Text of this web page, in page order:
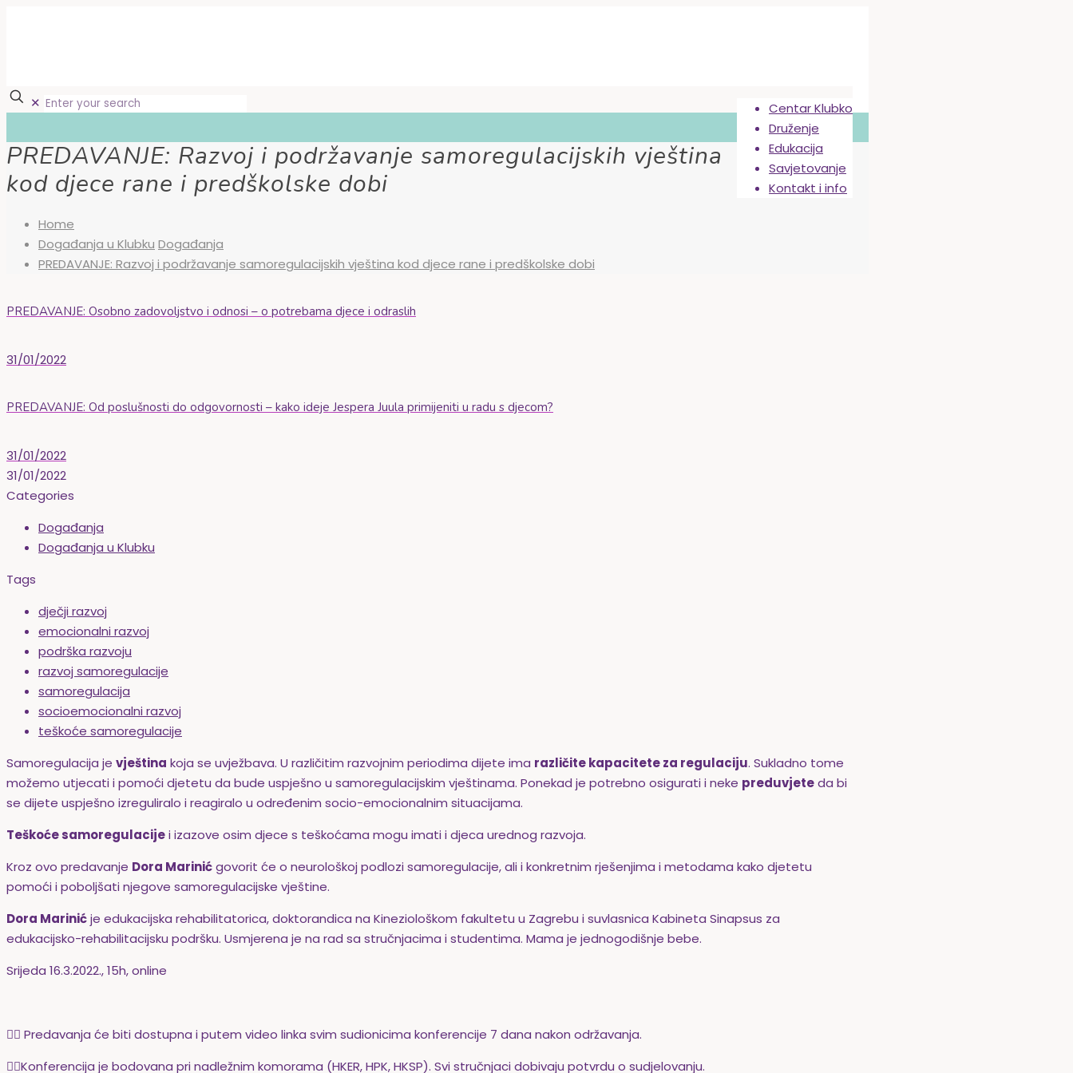
Centar Klubko
Druženje
Edukacija
Savjetovanje
Kontakt i info
✕
PREDAVANJE: Razvoj i podržavanje samoregulacijskih vještina
kod djece rane i predškolske dobi
Home
Događanja u Klubku Događanja
PREDAVANJE: Razvoj i podržavanje samoregulacijskih vještina kod djece rane i predškolske dobi
PREDAVANJE: Osobno zadovoljstvo i odnosi – o potrebama djece i odraslih
31/01/2022
PREDAVANJE: Od poslušnosti do odgovornosti – kako ideje Jespera Juula primijeniti u radu s djecom?
31/01/2022
31/01/2022
Categories
Događanja
Događanja u Klubku
Tags
dječji razvoj
emocionalni razvoj
podrška razvoju
razvoj samoregulacije
samoregulacija
socioemocionalni razvoj
teškoće samoregulacije
Samoregulacija je vještina koja se uvježbava. U različitim razvojnim periodima dijete ima različite kapacitete za regulaciju. Sukladno tome
možemo utjecati i pomoći djetetu da bude uspješno u samoregulacijskim vještinama. Ponekad je potrebno osigurati i neke preduvjeteda bi
se dijete uspješno izreguliralo i reagiralo u određenim socio-emocionalnim situacijama.
Teškoće samoregulacijei izazove osim djece s teškoćama mogu imati i djeca urednog razvoja.
Kroz ovo predavanje Dora Marinićgovorit će o neurološkoj podlozi samoregulacije, ali i konkretnim rješenjima i metodama kako djetetu
pomoći i poboljšati njegove samoregulacijske vještine.
Dora Marinićje edukacijska rehabilitatorica,doktorandica na Kineziološkom fakultetu u Zagrebu i suvlasnica Kabineta Sinapsus za
edukacijsko-rehabilitacijsku podršku. Usmjerena je na rad sa stručnjacima i studentima. Mama je jednogodišnje bebe.
Srijeda 16.3.2022., 15h, online
👉🏻 Predavanja će biti dostupna i putem video linka svim sudionicima konferencije 7 dana nakon održavanja.
👉🏻Konferencija je bodovana pri nadležnim komorama (HKER, HPK, HKSP). Svi stručnjaci dobivaju potvrdu o sudjelovanju.